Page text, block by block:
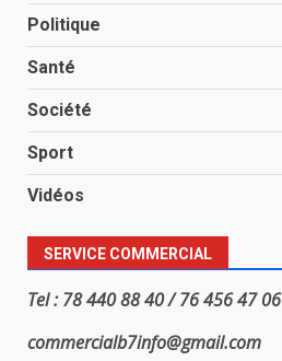
Politique
Santé
Société
Sport
Vidéos
SERVICE COMMERCIAL
Tel : 78 440 88 40 / 76 456 47 06
commercialb7info@gmail.com